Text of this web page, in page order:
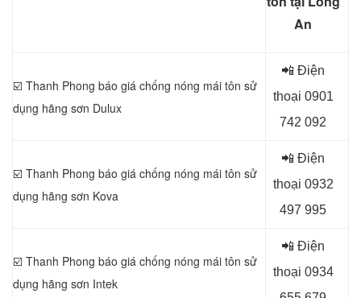
An
☑️ Thanh Phong báo giá chống nóng mái tôn sử
dụng hãng sơn Dulux
📲 Điện
thoại 0901
742 092
☑️ Thanh Phong báo giá chống nóng mái tôn sử
dụng hãng sơn Kova
📲 Điện
thoại 0932
497 995
☑️ Thanh Phong báo giá chống nóng mái tôn sử
dụng hãng sơn Intek
📲 Điện
thoại 0934